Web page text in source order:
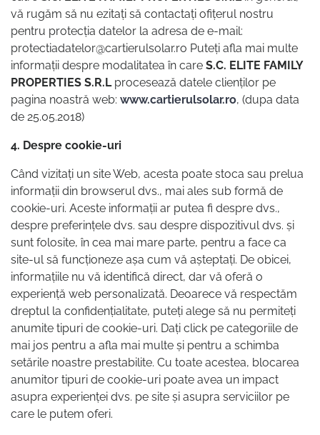
vă rugăm să nu ezitați să contactați ofițerul nostru
pentru protecția datelor la adresa de e-mail:
protectiadatelor@cartierulsolar.ro Puteți afla mai multe
informații despre modalitatea în care S.C. ELITE FAMILY
PROPERTIES S.R.Lprocesează datele clienților pe
pagina noastră web: www.cartierulsolar.ro, (dupa data
de 25.05.2018)
4. Despre cookie-uri
Când vizitați un site Web, acesta poate stoca sau prelua
informații din browserul dvs., mai ales sub formă de
cookie-uri. Aceste informații ar putea fi despre dvs.,
despre preferințele dvs. sau despre dispozitivul dvs. și
sunt folosite, în cea mai mare parte, pentru a face ca
site-ul să funcționeze așa cum vă așteptați. De obicei,
informațiile nu vă identifică direct, dar vă oferă o
experiență web personalizată. Deoarece vă respectăm
dreptul la confidențialitate, puteți alege să nu permiteți
anumite tipuri de cookie-uri. Dați click pe categoriile de
mai jos pentru a afla mai multe și pentru a schimba
setările noastre prestabilite. Cu toate acestea, blocarea
anumitor tipuri de cookie-uri poate avea un impact
asupra experienței dvs. pe site și asupra serviciilor pe
care le putem oferi.